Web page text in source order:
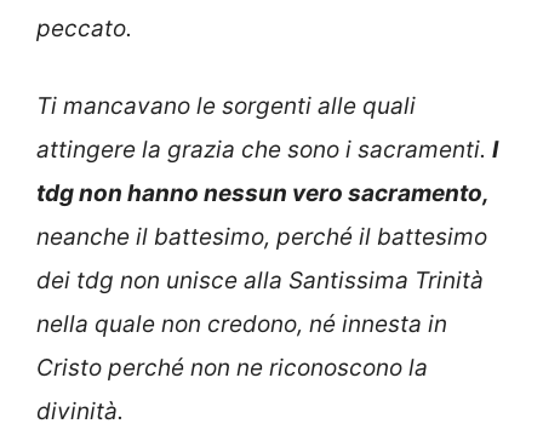
peccato.
Ti mancavano le sorgenti alle quali
attingere la grazia che sono i sacramenti. I
tdg non hanno nessun vero sacramento,
neanche il battesimo, perché il battesimo
dei tdg non unisce alla Santissima Trinità
nella quale non credono, né innesta in
Cristo perché non ne riconoscono la
divinità.